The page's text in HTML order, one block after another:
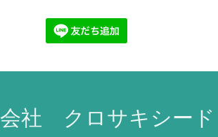
社 クロサキシード